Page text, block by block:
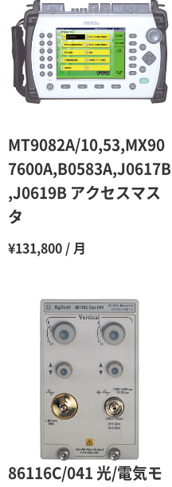
2ヶ月
3ヶ月
4ヶ月
5ヶ月
7ヶ月
8ヶ月
10ヶ月
12ヶ月
MT9082A/10,53,MX90
7600A,B0583A,J0617B
,J0619B アクセスマス
タ
¥131,800 / 月
86116C/041 光/電気モ